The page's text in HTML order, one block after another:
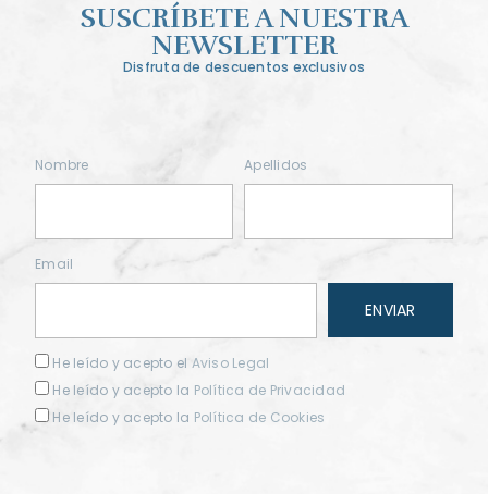
SUSCRÍBETE A NUESTRA
NEWSLETTER
Disfruta de descuentos exclusivos
Nombre Apellidos
Email
He leído y acepto el Aviso Legal
He leído y acepto la Política de Privacidad
He leído y acepto la Política de Cookies